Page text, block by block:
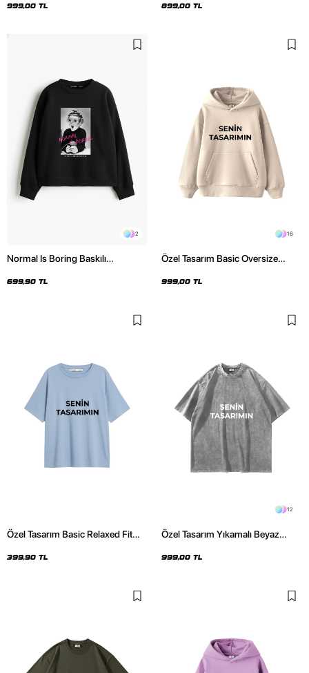
999,00 TL 899,00 TL
2
Normal Is Boring Baskılı
Siyah Sweatshirt
699,90 TL
16
Özel Tasarım Basic Oversize
999,00 TL
Özel Tasarım Basic Relaxed Fit
399,90 TL
12
Özel Tasarım Yıkamalı Beyaz
999,00 TL